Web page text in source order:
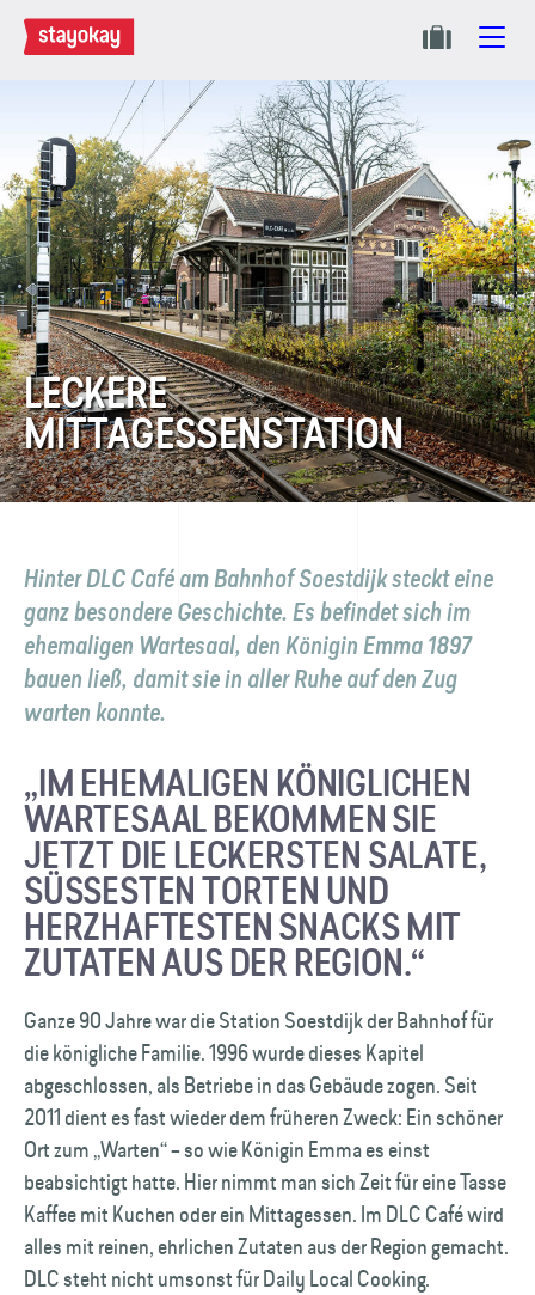
LECKERE
MITTAGESSENSTATION
Hinter DLC Café am Bahnhof Soestdijk steckt eine
ganz besondere Geschichte. Es befindet sich im
ehemaligen Wartesaal, den Königin Emma 1897
bauen ließ, damit sie in aller Ruhe auf den Zug
warten konnte.
„IM EHEMALIGEN KÖNIGLICHEN
WARTESAAL BEKOMMEN SIE
JETZT DIE LECKERSTEN SALATE,
SÜSSESTEN TORTEN UND H
ERZHAFTESTEN SNACKS MIT Z
UTATEN AUS DER REGION.“
Ganze 90 Jahre war die Station Soestdijk der Bahnhof für
die königliche Familie. 1996 wurde dieses Kapitel
abgeschlossen, als Betriebe in das Gebäude zogen. Seit
2011 dient es fast wieder dem früheren Zweck: Ein schöner
Ort zum „Warten“ – so wie Königin Emma es einst
beabsichtigt hatte. Hier nimmt man sich Zeit für eine Tasse
Kaffee mit Kuchen oder ein Mittagessen. Im DLC Café wird
alles mit reinen, ehrlichen Zutaten aus der Region gemacht.
DLC steht nicht umsonst für Daily Local Cooking.